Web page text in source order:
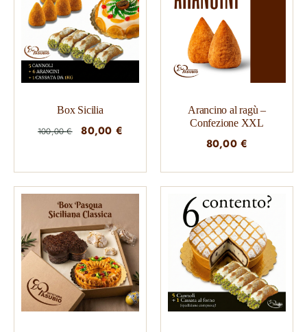
Box Sicilia
100,00€
Il
era:
100,00 €.
80,00 €Il
è:
80,00 €.
Arancino al ragù –
Confezione XXL
80,00€